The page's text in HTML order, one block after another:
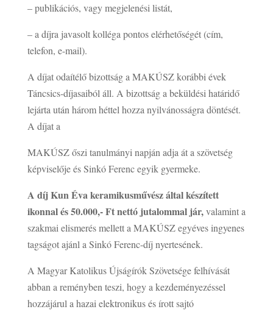
– publikációs, vagy megjelenési listát,
– a díjra javasolt kolléga pontos elérhetőségét (cím,
telefon, e-mail).
A díjat odaítélő bizottság a MAKÚSZ korábbi évek
Táncsics-díjasaiból áll. A bizottság a beküldési határidő
lejárta után három héttel hozza nyilvánosságra döntését.
A díjat a
MAKÚSZ őszi tanulmányi napján adja át a szövetség
képviselője és Sinkó Ferenc egyik gyermeke.
A díj Kun Éva keramikusművész által készített
ikonnal és 50.000,- Ft nettó jutalommal jár,valamint a
szakmai elismerés mellett a MAKÚSZ egyéves ingyenes
tagságot ajánl a Sinkó Ferenc-díj nyertesének.
A Magyar Katolikus Újságírók Szövetsége felhívását
abban a reményben teszi, hogy a kezdeményezéssel
hozzájárul a hazai elektronikus és írott sajtó